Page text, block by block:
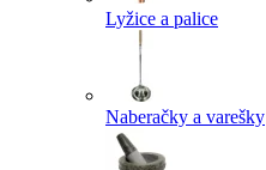
Lyžice a palice
Naberačky a varešky